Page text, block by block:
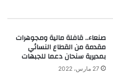
صنعاء.. قافلة مالية ومجوهرات
مقدمة من القطاع النسائي
بمديرية سنحان دعما للجبهات
27 مارس، 2022